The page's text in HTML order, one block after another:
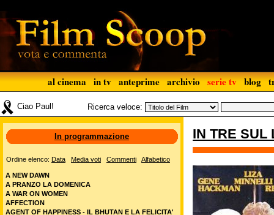
al cinema in tv anteprime archivio serie tv blog
Ciao Paul! Ricerca veloce:
IN TRE SUL
In programmazione
Ordine elenco: Data Media voti Commenti Alfabetico
A NEW DAWN
A PRANZO LA DOMENICA
A WAR ON WOMEN
AFFECTION
AGENT OF HAPPINESS - IL BHUTAN E LA FELICITA'